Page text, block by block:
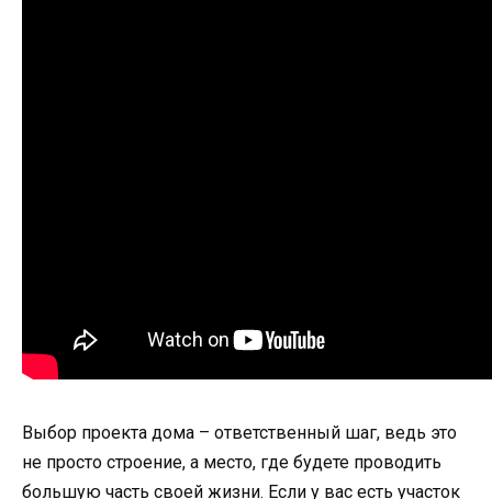
Выбор проекта дома – ответственный шаг, ведь это
не просто строение, а место, где будете проводить
большую часть своей жизни. Если у вас есть участок